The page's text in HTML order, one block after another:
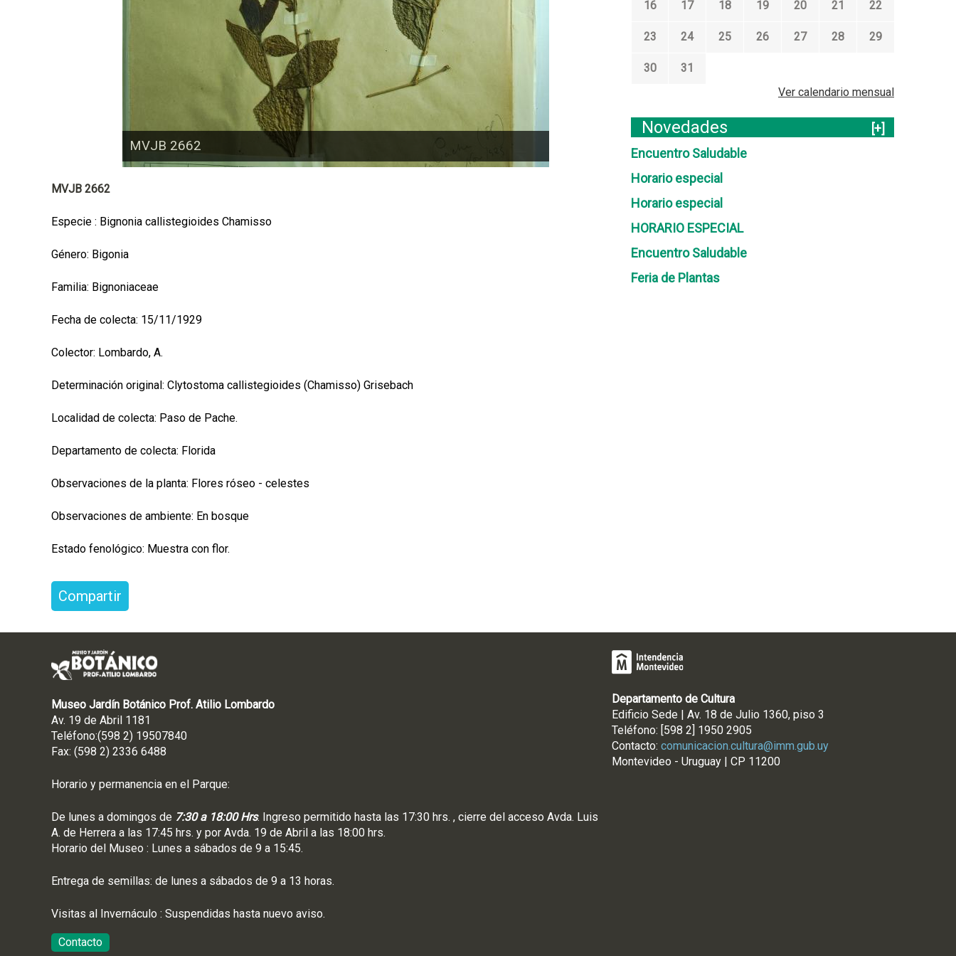
MVJB 2662
MVJB 2662
Especie : Bignonia callistegioides Chamisso
Género: Bigonia
Familia: Bignoniaceae
Fecha de colecta: 15/11/1929
Colector: Lombardo, A.
Determinación original: Clytostoma callistegioides (Chamisso) Grisebach
Localidad de colecta: Paso de Pache.
Departamento de colecta: Florida
Observaciones de la planta: Flores róseo - celestes
Observaciones de ambiente: En bosque
Estado fenológico: Muestra con flor.
Compartir
16 17 18 19 20 21 22
23 24 25 26 27 28 29
30
31
Ver calendario mensual
Novedades
[+]
Encuentro Saludable
Horario especial
Horario especial
HORARIO ESPECIAL
Encuentro Saludable
Feria de Plantas
Museo Jardín Botánico Prof. Atilio Lombardo
Av. 19 de Abril 1181
Teléfono:(598 2) 19507840
Fax: (598 2) 2336 6488
Horario y permanencia en el Parque:
De lunes a domingos de 7:30 a 18:00 Hrs. Ingreso permitido hasta las 17:30 hrs. , cierre del acceso Avda. Luis
A. de Herrera a las 17:45 hrs. y por Avda. 19 de Abril a las 18:00 hrs.
Horario del Museo : Lunes a sábados de 9 a 15:45.
Entrega de semillas: de lunes a sábados de 9 a 13 horas.
Visitas al Invernáculo : Suspendidas hasta nuevo aviso.
Contacto
Departamento de Cultura
Edificio Sede | Av. 18 de Julio 1360, piso 3
Teléfono: [598 2] 1950 2905
Contacto: comunicacion.cultura@imm.gub.uy
Montevideo - Uruguay | CP 11200